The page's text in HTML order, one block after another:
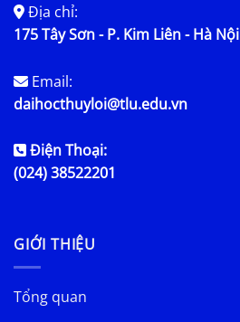
Địa chỉ:
175 Tây Sơn - P. Kim Liên - Hà Nội
Email:
daihocthuyloi@tlu.edu.vn
Điện Thoại:
(024) 38522201
GIỚI THIỆU
Tổng quan